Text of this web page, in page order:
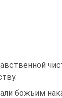
божьим